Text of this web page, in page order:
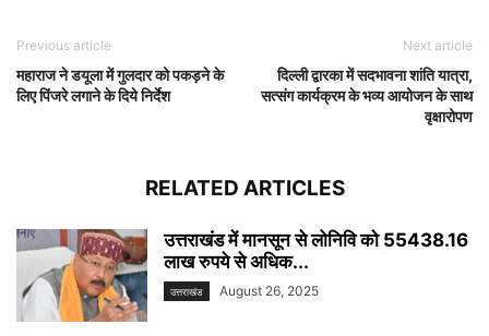
Previous article
महाराज ने डयूला में गुलदार को पकड़ने के
लिए पिंजरे लगाने के दिये निर्देश
Next article
दिल्ली द्वारका में सदभावना शांति यात्रा,
सत्संग कार्यक्रम के भव्य आयोजन के साथ
वृक्षारोपण
RELATED ARTICLES
उत्तराखंड में मानसून से लोनिवि को 55438.16
लाख रुपये से अधिक...
उत्तराखंड August 26, 2025